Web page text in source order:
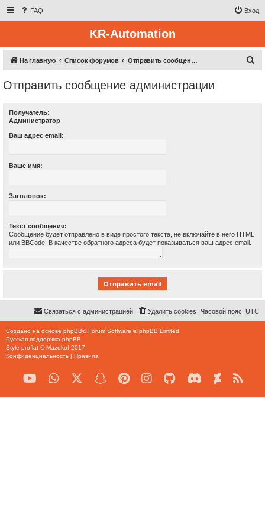
FAQ Вход
KR-Automation
На главную Список форумов Отправить сообщение администрации
Отправить сообщение администрации
Получатель:
Администратор
Ваш адрес email:
Ваше имя:
Заголовок:
Текст сообщения:
Сообщение будет отправлено в виде простого текста, не включайте в него HTML
или BBCode. В качестве обратного адреса будет показываться ваш адрес email.
Часовой пояс: UTC
Удалить cookies
Связаться с администрацией
Создано на основе phpBB® Forum Software © phpBB Limited
Русская поддержка phpBB
Style proflat ©Mazeltof 2017
Конфиденциальность | Правила